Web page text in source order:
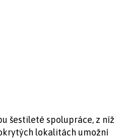
šestileté spolupráce, z níž
lokalitách umožní